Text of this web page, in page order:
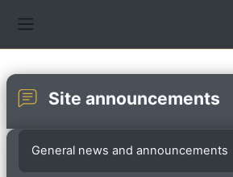
Site announcements
General news and announcements